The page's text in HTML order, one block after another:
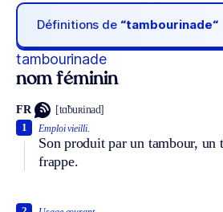
Définitions de “tambourinade“
tambourinade
nom féminin
FR [tɑ̃buʀinad]
Emploi vieilli.
Son produit par un tambour, un
frappe.
1